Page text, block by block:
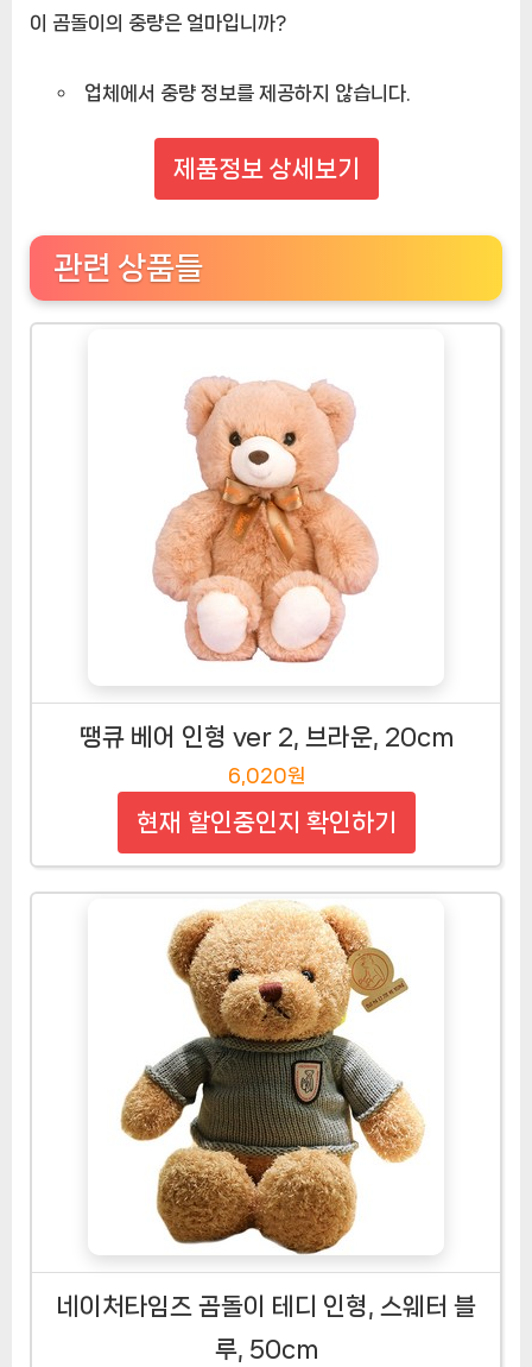
이 곰돌이의 중량은 얼마입니까?
업체에서 중량 정보를 제공하지 않습니다.
제품정보 상세보기
관련 상품들
땡큐 베어 인형 ver 2, 브라운, 20cm
6,020원
현재 할인중인지 확인하기
네이처타임즈 곰돌이 테디 인형, 스웨터 블
루, 50cm